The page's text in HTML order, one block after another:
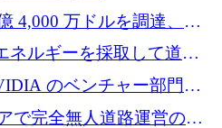
4,000 万ドルを調達、
買収、Bliq がエストニア
営を承認
ネルギーを採取して道路
めに 2,360 万ドルを調達
のベンチャー部門か
B を拡大
で完全無人道路運営の承